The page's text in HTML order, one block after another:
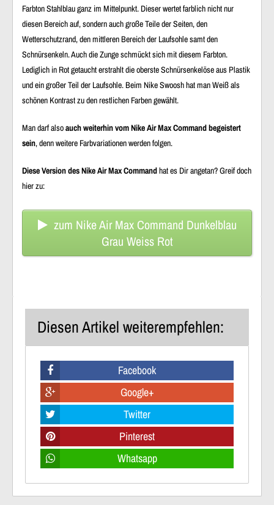
Farbton Stahlblau ganz im Mittelpunkt. Dieser wertet farblich nicht nur
diesen Bereich auf, sondern auch große Teile der Seiten, den
Wetterschutzrand, den mittleren Bereich der Laufsohle samt den
Schnürsenkeln. Auch die Zunge schmückt sich mit diesem Farbton.
Lediglich in Rot getaucht erstrahlt die oberste Schnürsenkelöse aus Plastik
und ein großer Teil der Laufsohle. Beim Nike Swoosh hat man Weiß als
schönen Kontrast zu den restlichen Farben gewählt.
Man darf alsoauch weiterhin vom Nike Air Max Command begeistert
sein, denn weitere Farbvariationen werden folgen.
Diese Version des Nike Air Max Commandhat es Dir angetan? Greif doch
hier zu:
zum Nike Air Max Command Dunkelblau
Grau Weiss Rot
Diesen Artikel weiterempfehlen:
Facebook
Google+
Twitter
Pinterest
Whatsapp